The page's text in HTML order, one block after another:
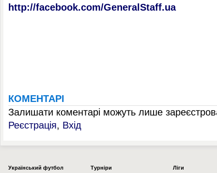
http://facebook.com/GeneralStaff.ua
КОМЕНТАРІ
Залишати коментарі можуть лише
Реєстрація, Вхід
Українcький футбол
Турніри
Ліги